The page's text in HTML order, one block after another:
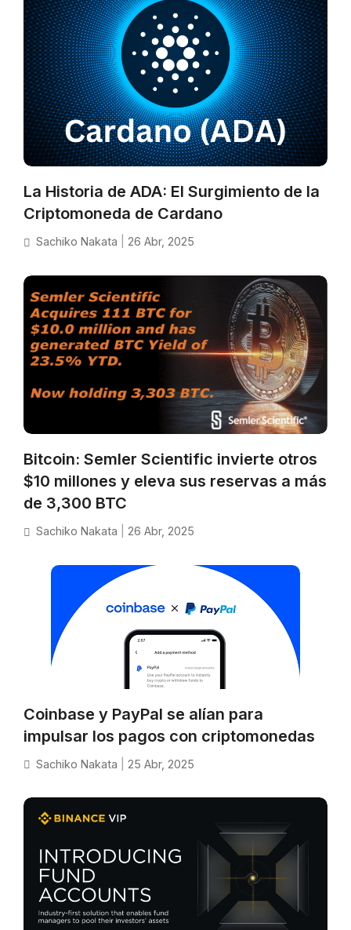
La Historia de ADA: El Surgimiento de la
Criptomoneda de Cardano
Sachiko Nakata 26 Abr, 2025
Bitcoin: Semler Scientific invierte otros
$10 millones y eleva sus reservas a más
de 3,300 BTC
Sachiko Nakata 26 Abr, 2025
Coinbase y PayPal se alían para
impulsar los pagos con criptomonedas
Sachiko Nakata 25 Abr, 2025